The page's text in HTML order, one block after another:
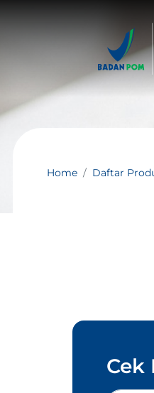
Home Daftar
Cek